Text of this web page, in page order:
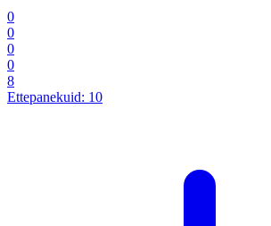
0
0
0
0
8
Ettepanekuid: 10